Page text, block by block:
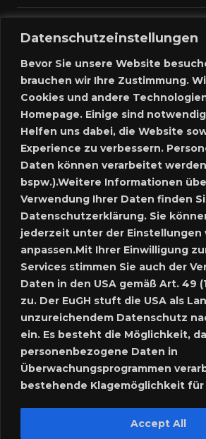
Datenschutzeinstellungen
Bevor Sie unsere Website
brauchen wir Ihre Zustimmung.
Cookies und andere
Homepage. Einige sind
Helfen uns dabei, die Website
Experience zu verbessern.
Daten können verarbeitet
bspw.).Weitere Informationen
Verwendung Ihrer Daten finden
Datenschutzerklärung. Sie
jederzeit unter der
anpassen.Mit Ihrer Einwilligung
Services stimmen Sie auch der
Daten in den USA gemäß Art. 49
zu. Der EuGH stuft die USA als
unzureichendem Datenschutz
ein. Es besteht die Möglichkeit,
personenbezogene Daten in
Überwachungsprogrammen
bestehende Klagemöglichkeit für
Accept All
Kontakt
Anmelden
Meine Inserate
Neues Inserat schalten
Marktplatz – Registrierung
SUCHE
SPRACHE: